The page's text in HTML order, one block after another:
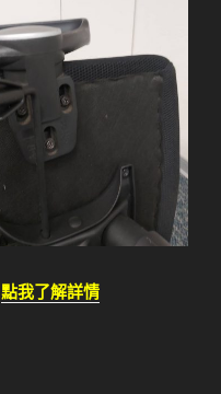
點我了解詳情